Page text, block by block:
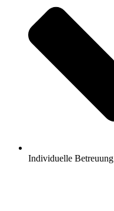
Individuelle Betreuung